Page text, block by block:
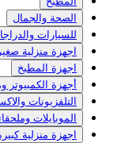
الصحة والجمال
للسيارات
اجهزة منزلية
اجهزة المطبخ
أجهزة الكمبيوتر
التلفزيونات
الموبايلات
اجهزة منزلية